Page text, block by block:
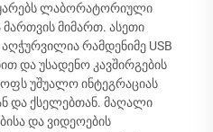
ლაბორატორიული
მიმართ. ასეთი
რამდენიმე USB
და უსადენო კავშირგების
უშუალო ინტეგრაციას
და ქსელებთან. მაღალი
და ვიდეოების